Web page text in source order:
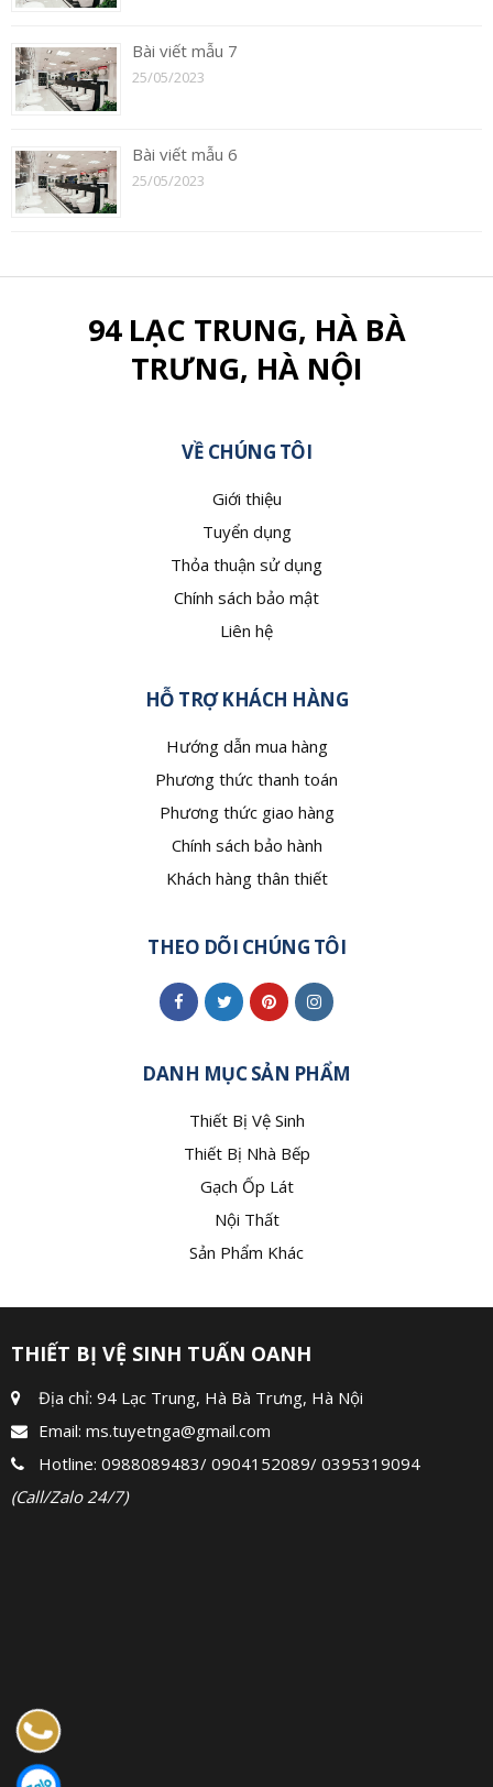
Bài viết mẫu 7
25/05/2023
Bài viết mẫu 6
25/05/2023
94 LẠC TRUNG, HÀ BÀ
TRƯNG, HÀ NỘI
VỀ CHÚNG TÔI
Giới thiệu
Tuyển dụng
Thỏa thuận sử dụng
Chính sách bảo mật
Liên hệ
HỖ TRỢ KHÁCH HÀNG
Hướng dẫn mua hàng
Phương thức thanh toán
Phương thức giao hàng
Chính sách bảo hành
Khách hàng thân thiết
THEO DÕI CHÚNG TÔI
DANH MỤC SẢN PHẨM
Thiết Bị Vệ Sinh
Thiết Bị Nhà Bếp
Gạch Ốp Lát
Nội Thất
Sản Phẩm Khác
THIẾT BỊ VỆ SINH TUẤN OANH
Địa chỉ: 94 Lạc Trung, Hà Bà Trưng, Hà Nội
Email: ms.tuyetnga@gmail.com
Hotline: 0988089483/ 0904152089/ 0395319094
(Call/Zalo 24/7)